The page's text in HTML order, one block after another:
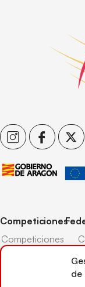
de
Competiciones
Competiciones